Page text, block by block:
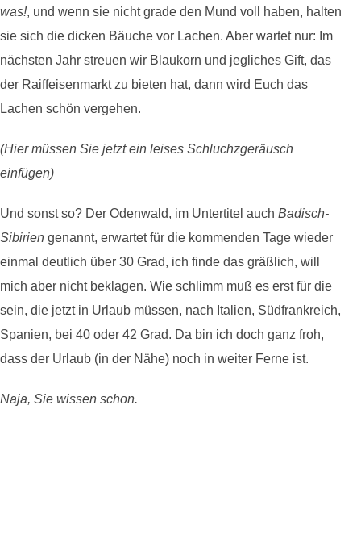
was!, und wenn sie nicht grade den Mund voll haben, halten
sie sich die dicken Bäuche vor Lachen. Aber wartet nur: Im
nächsten Jahr streuen wir Blaukorn und jegliches Gift, das
der Raiffeisenmarkt zu bieten hat, dann wird Euch das
Lachen schön vergehen.
(Hier müssen Sie jetzt ein leises Schluchzgeräusch
einfügen)
Und sonst so? Der Odenwald, im Untertitel auch Badisch-
Sibirien genannt, erwartet für die kommenden Tage wieder
einmal deutlich über 30 Grad, ich finde das gräßlich, will
mich aber nicht beklagen. Wie schlimm muß es erst für die
sein, die jetzt in Urlaub müssen, nach Italien, Südfrankreich,
Spanien, bei 40 oder 42 Grad. Da bin ich doch ganz froh,
dass der Urlaub (in der Nähe) noch in weiter Ferne ist.
Naja, Sie wissen schon.